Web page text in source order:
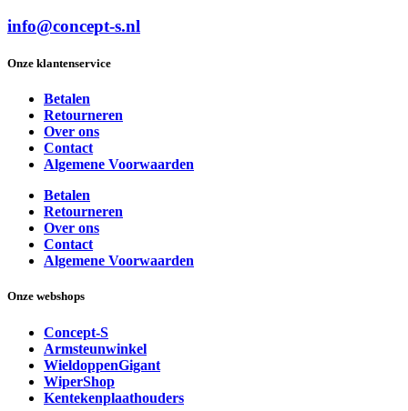
info@concept-s.nl
Onze klantenservice
Betalen
Retourneren
Over ons
Contact
Algemene Voorwaarden
Betalen
Retourneren
Over ons
Contact
Algemene Voorwaarden
Onze webshops
Concept-S
Armsteunwinkel
WieldoppenGigant
WiperShop
Kentekenplaathouders